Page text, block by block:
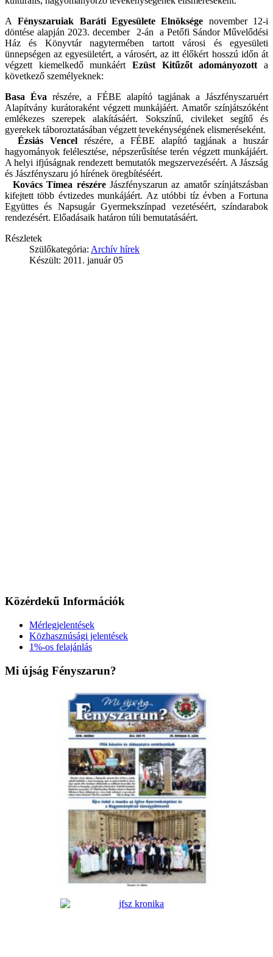
AFényszaruiak Baráti Egyesülete Elnöksége november 12-i
döntése alapján 2023. december 2-án a Petőfi Sándor Művelődési
Ház és Könyvtár nagytermében tartott városi és egyesületi
ünnepségen az egyesületért, a városért, az itt élőkért hosszú időn át
végzett kiemelkedő munkáért Ezüst Kitűzőt adományozott a
következő személyeknek:
Basa Éva részére, a FÉBE alapító tagjának a Jászfényszaruért
Alapítvány kurátoraként végzett munkájáért. Amatőr színjátszóként
emlékezes szerepek alakításáért. Sokszínű, civileket segítő és
gyerekek táboroztatásában végzett tevekénységének elismeréseként.
Ézsiás Vencel részére, a FÉBE alapító tagjának a huszár
hagyományok felélesztése, népszerűsítése terén végzett munkájáért.
A helyi ifjúságnak rendezett bemutatók megszervezéséért. A Jászság
és Jászfényszaru jó hírének öregbítéséért.
Kovács Tímea részére Jászfényszarun az amatőr színjátszásban
kifejtett több évtizedes munkájáért. Az utóbbi tíz évben a Fortuna
Együttes és Napsugár Gyermekszínpad vezetéséért, színdarabok
rendezésért. Előadásaik határon túli bemutatásáért.
Részletek
Szülőkategória: Archív hírek
Készült: 2011. január 05
Közérdekű Információk
Mérlegjelentések
Közhasznúsági jelentések
1%-os felajánlás
Mi újság Fényszarun?